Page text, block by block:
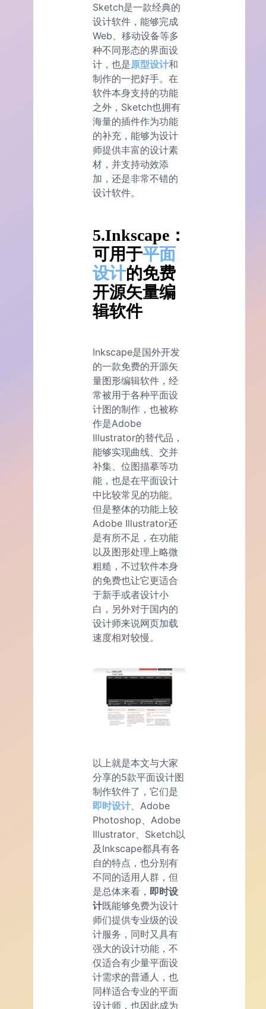
Sketch是一款经典的
设计软件，能够完成
Web、移动设备等多
种不同形态的界面设
计，也是原型设计和
制作的一把好手。在
软件本身支持的功能
之外，Sketch也拥有
海量的插件作为功能
的补充，能够为设计
师提供丰富的设计素
材，并支持动效添
加，还是非常不错的
设计软件。
5.Inkscape：
可用于平面
设计的免费
开源矢量编
辑软件
Inkscape是国外开发
的一款免费的开源矢
量图形编辑软件，经
常被用于各种平面设
计图的制作，也被称
作是Adobe
Illustrator的替代品，
能够实现曲线、交并
补集、位图描摹等功
能，也是在平面设计
中比较常见的功能。
但是整体的功能上较
Adobe Illustrator还
是有所不足，在功能
以及图形处理上略微
粗糙，不过软件本身
的免费也让它更适合
于新手或者设计小
白，另外对于国内的
设计师来说网页加载
速度相对较慢。
以上就是本文与大家
分享的5款平面设计图
制作软件了，它们是
即时设计 、Adobe
Photoshop、Adobe
Illustrator、Sketch以
及Inkscape都具有各
自的特点，也分别有
不同的适用人群，但
是总体来看， 即时设
计既能够免费为设计
师们提供专业级的设
计服务，同时又具有
强大的设计功能，不
仅适合有少量平面设
计需求的普通人，也
同样适合专业的平面
设计师，也因此成为